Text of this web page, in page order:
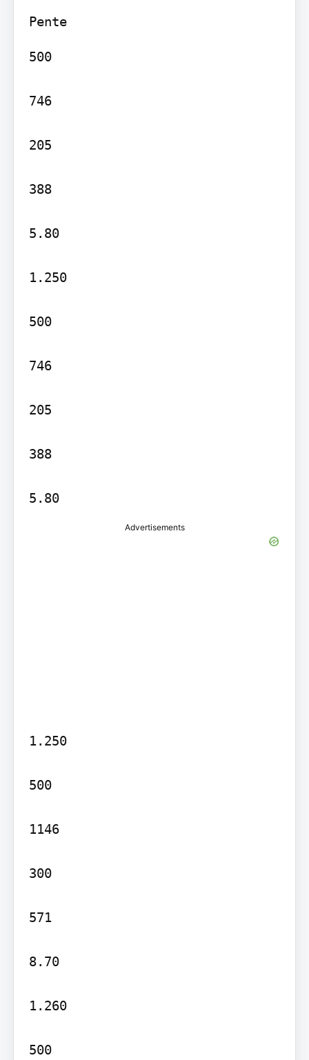
Pente
500
746
205
388
5.80
1.250
500
746
205
388
5.80
Advertisements
1.250
500
1146
300
571
8.70
1.260
500